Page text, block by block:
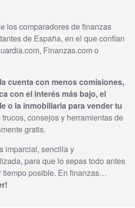
los comparadores de finanzas
de España, en el que confían
Finanzas.com o
la cuenta con menos comisiones,
con el interés más bajo, el
o la inmobiliaria para vender tu
consejos y herramientas de
gratis.
imparcial, sencilla y
para que lo sepas todo antes
tiempo posible. En finanzas…